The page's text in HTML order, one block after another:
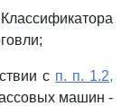
Классификатора
с п. п. 1.2,
машин -